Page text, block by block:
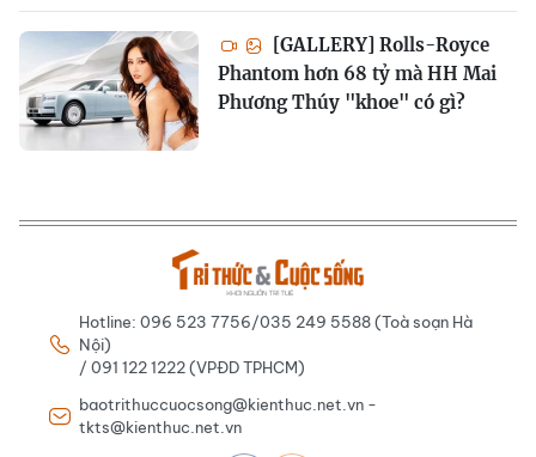
[GALLERY] Rolls-Royce
Phantom hơn 68 tỷ mà HH Mai
Phương Thúy "khoe" có gì?
Hotline: 096 523 7756/035 249 5588 (Toà soạn Hà
Nội)
/ 091 122 1222 (VPĐD TPHCM)
baotrithuccuocsong@kienthuc.net.vn -
tkts@kienthuc.net.vn